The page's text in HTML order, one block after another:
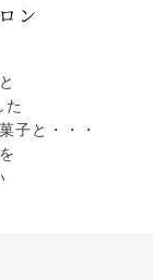
た
子と・・・